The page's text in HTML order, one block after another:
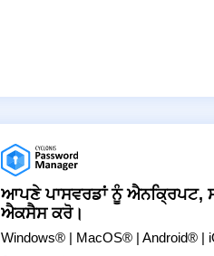
ਆਪਣੇ ਪਾਸਵਰਡਾਂ ਨੂੰ ਐਨਕ੍ਰਿਪਟ,
ਐਕਸੈਸ ਕਰੋ।
Windows® | MacOS® | Android® |